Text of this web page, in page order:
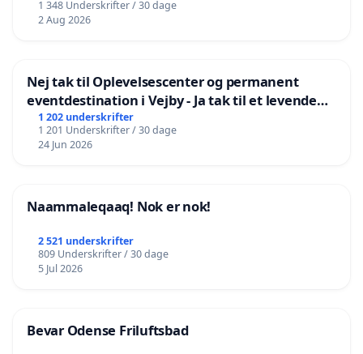
1 348 Underskrifter / 30 dage
2 Aug 2026
Nej tak til Oplevelsescenter og permanent
eventdestination i Vejby - Ja tak til et levende
lokalområde i balance
1 202 underskrifter
1 201 Underskrifter / 30 dage
24 Jun 2026
Naammaleqaaq! Nok er nok!
2 521 underskrifter
809 Underskrifter / 30 dage
5 Jul 2026
Bevar Odense Friluftsbad